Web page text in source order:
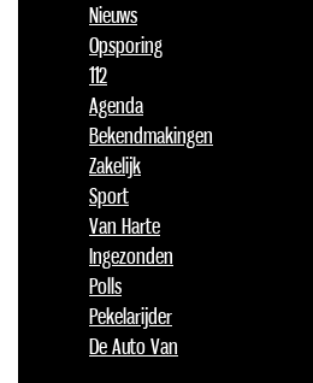
Nieuws
Opsporing
112
Agenda
Bekendmakingen
Zakelijk
Sport
Van Harte
Ingezonden
Polls
Pekelarijder
De Auto Van